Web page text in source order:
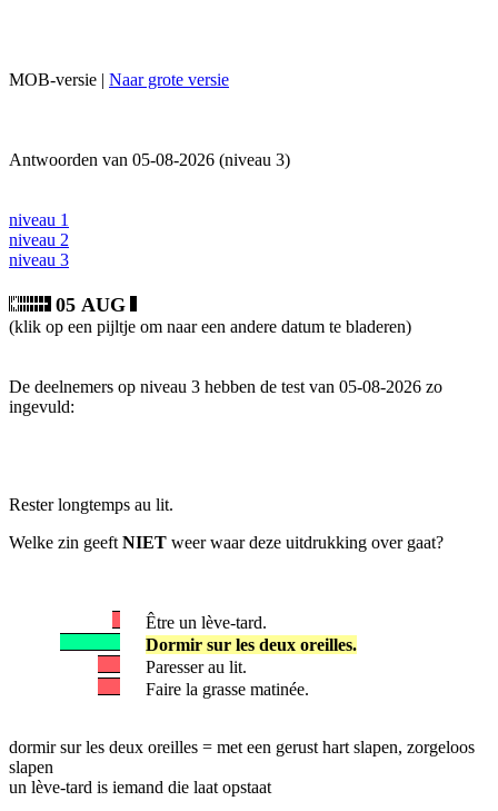
MOB-versie | Naar grote versie
Antwoorden van 05-08-2026 (niveau 3)
niveau 1
niveau 2
niveau 3
05 AUG
(klik op een pijltje om naar een andere datum te bladeren)
De deelnemers op niveau 3 hebben de test van 05-08-2026 zo
ingevuld:
Rester longtemps au lit.
Welke zin geeft NIET weer waar deze uitdrukking over gaat?
Être un lève-tard.
Dormir sur les deux oreilles.
Paresser au lit.
Faire la grasse matinée.
dormir sur les deux oreilles = met een gerust hart slapen, zorgeloos
slapen
un lève-tard is iemand die laat opstaat